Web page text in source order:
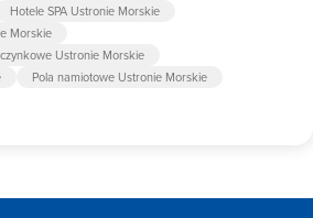
Hotele SPA Ustronie Morskie
Morskie
Ustronie Morskie
Pola namiotowe Ustronie Morskie